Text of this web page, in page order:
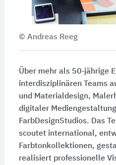
© Andreas Reeg
Über mehr als 50‑jährige
interdisziplinären Teams
und Materialdesign,
digitaler
FarbDesignStudios. Das
scoutet international,
Farbtonkollektionen,
realisiert professionelle